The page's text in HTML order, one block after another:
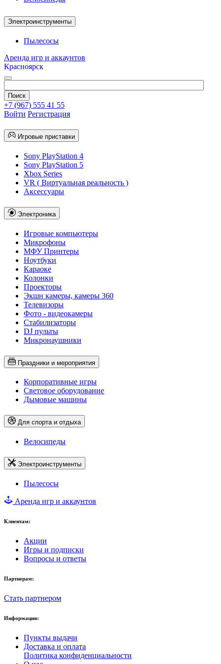
Электроинструменты
Пылесосы
Аренда игр и аккаунтов
Красноярск
+7 (967) 555 41 55
Войти Регистрация
Игровые приставки
Sony PlayStation 4
Sony PlayStation 5
Xbox Series
VR ( Виртуальная реальность )
Аксессуары
Электроника
Игровые компьютеры
Микрофоны
МФУ Принтеры
Ноутбуки
Караоке
Колонки
Проекторы
Экшн камеры, камеры 360
Телевизоры
Фото - видеокамеры
Стабилизаторы
DJ пульты
Микронаушники
Праздники и мероприятия
Корпоративные игры
Световое оборудование
Дымовые машины
Для спорта и отдыха
Велосипеды
Электроинструменты
Пылесосы
Аренда игр и аккаунтов
Клиентам:
Акции
Игры и подписки
Вопросы и ответы
Партнерам:
Стать партнером
Информация:
Пункты выдачи
Доставка и оплата
Политика конфиденциальности